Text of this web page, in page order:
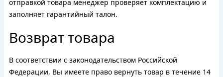
отправкой товара менеджер проверяет комплектацию и
заполняет гарантийный талон.
Возврат товара
В соответствии с законодательством Российской
Федерации, Вы имеете право вернуть товар в течение 14